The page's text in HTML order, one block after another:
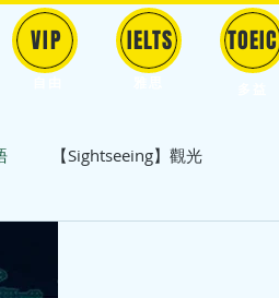
VIP IELTS TOEIC
【Sightseeing】觀光
English】電影英語